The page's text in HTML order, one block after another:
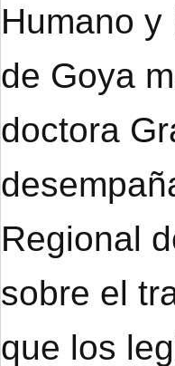
Humano
de Goya
doctora
Regional
sobre el
que los